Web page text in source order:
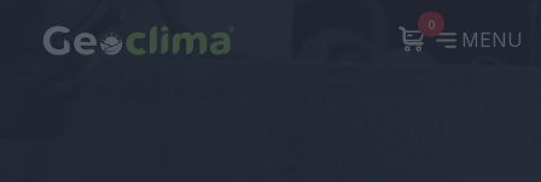
0
MENU